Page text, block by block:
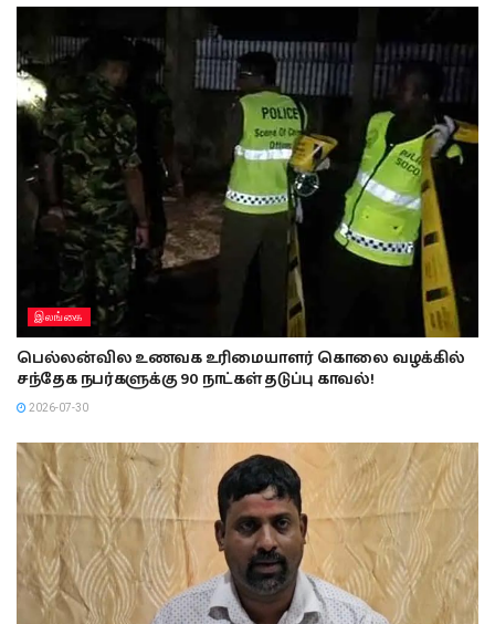
இலங்கை
பெல்லன்வில உணவக உரிமையாளர் கொலை வழக்கில்
சந்தேக நபர்களுக்கு 90 நாட்கள் தடுப்பு காவல்!
2026-07-30